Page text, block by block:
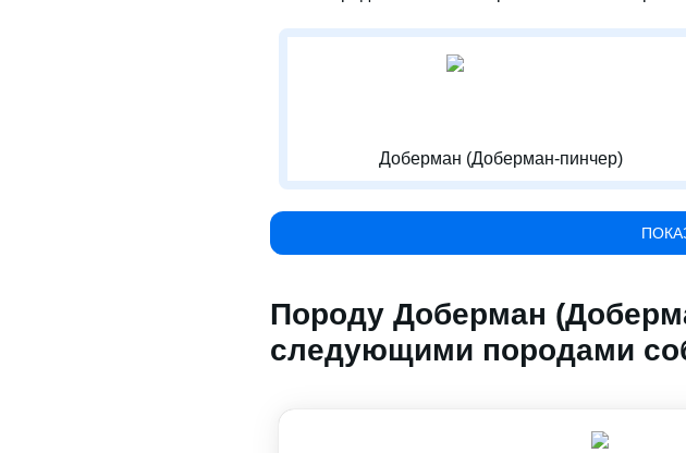
Доберман (Доберман-пинчер)
Породу Доберман
следующими породами